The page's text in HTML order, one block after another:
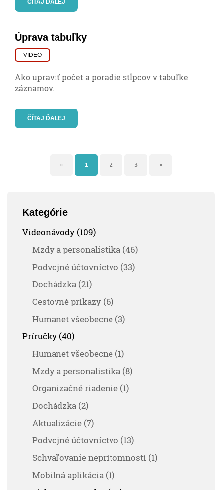
ČÍTAJ ĎALEJ
Úprava tabuľky
VIDEO
Ako upraviť počet a poradie stĺpcov v tabuľke
záznamov.
ČÍTAJ ĎALEJ
« 1 2 3 »
Kategórie
Videonávody (109)
Mzdy a personalistika (46)
Podvojné účtovníctvo (33)
Dochádzka (21)
Cestovné príkazy (6)
Humanet všeobecne (3)
Príručky (40)
Humanet všeobecne (1)
Mzdy a personalistika (8)
Organizačné riadenie (1)
Dochádzka (2)
Aktualizácie (7)
Podvojné účtovníctvo (13)
Schvaľovanie neprítomností (1)
Mobilná aplikácia (1)